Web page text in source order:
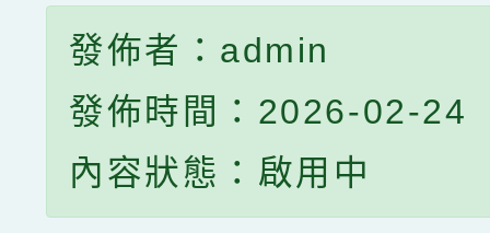
發佈者：admin
發佈時間：2026-02-24
內容狀態：啟用中